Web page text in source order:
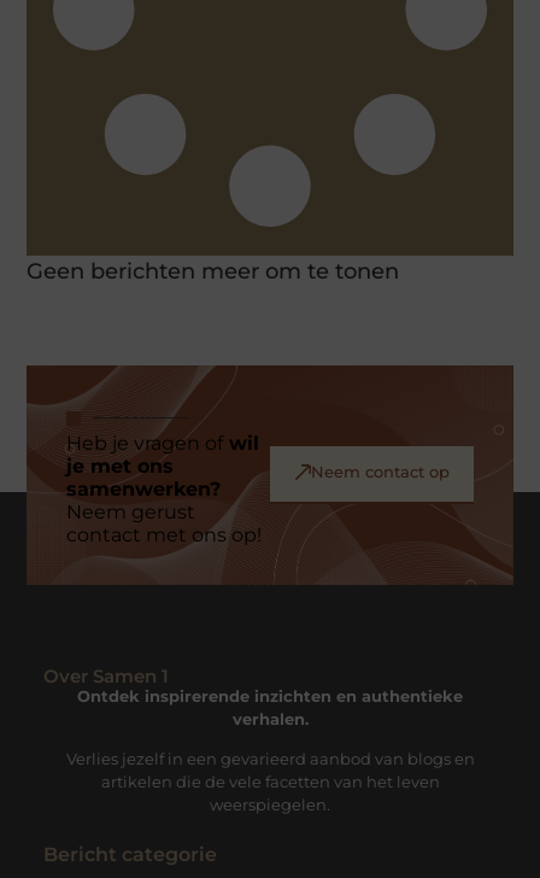
Geen berichten meer om te tonen
Heb je vragen ofwil
je met ons
samenwerken?
Neem gerust
contact met ons op!
Neem contact op
Over Samen 1
Ontdek inspirerende inzichten en authentieke
verhalen.
Verlies jezelf in een gevarieerd aanbod van blogs en
artikelen die de vele facetten van het leven
weerspiegelen.
Bericht categorie